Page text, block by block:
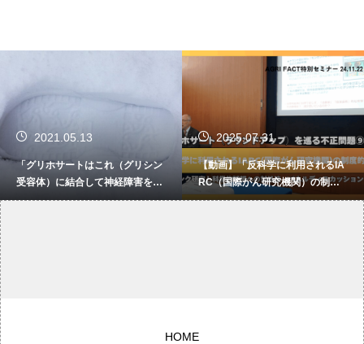
2021.05.13
「グリホサートはこれ（グリシン
受容体）に結合して神経障害を引
き起こす可能性がある」「発達障
2025.07.31
【動画】「反科学に利用されるIA
RC（国際がん研究機関）の制度
的問題」@24/11/22 AGRI FACT
HOME